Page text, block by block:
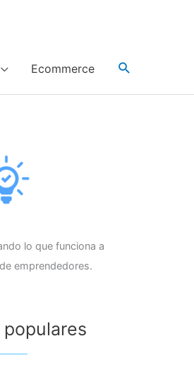
Ecommerce
lo que funciona a
emprendedores.